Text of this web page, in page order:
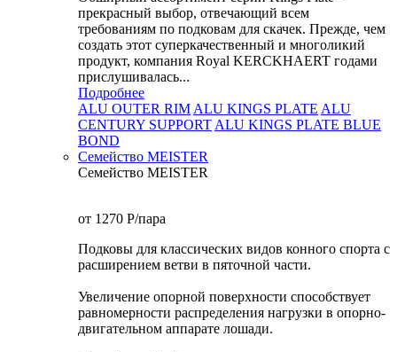
прекрасный выбор, отвечающий всем
требованиям по подковам для скачек. Прежде, чем
создать этот суперкачественный и многоликий
продукт, компания Royal KERCKHAERT годами
прислушивалась...
Подробнее
ALU OUTER RIM ALU KINGS PLATE ALU
CENTURY SUPPORT ALU KINGS PLATE BLUE
BOND
Семейство МEISTER
Семейство МEISTER
от 1270 P/пара
Подковы для классических видов конного спорта с
расширением ветви в пяточной части.
Увеличение опорной поверхности способствует
равномерности распределения нагрузки в опорно-
двигательном аппарате лошади.